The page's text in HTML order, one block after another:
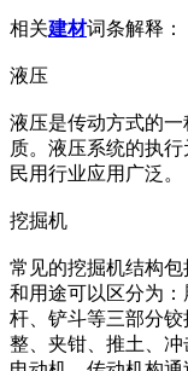
相关建材词条解释：
液压
液压是传动方式的
质。液压系统的执
民用行业应用广泛。
挖掘机
常见的挖掘机结构
和用途可以区分为
杆、铲斗等三部分
整、夹钳、推土、